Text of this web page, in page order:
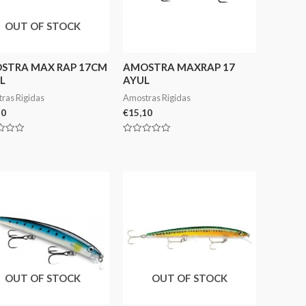
OUT OF STOCK
MAX RAP 17CM
Rigidas
AMOSTRA MAXRAP 17
AYUL
Amostras Rigidas
€15,10
OUT OF STOCK OUT OF STOCK